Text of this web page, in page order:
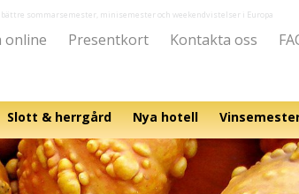
sommarsemester, minisemester och weekendvistelser i Europa
online Presentkort Kontakta oss
Slott & herrgård Nya hotell